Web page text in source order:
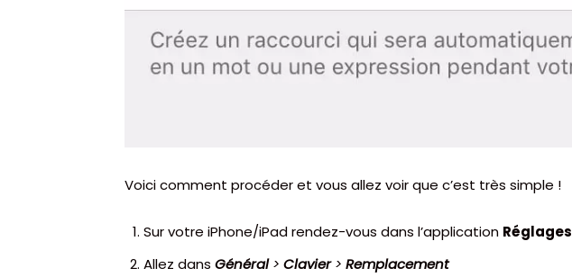
Voici comment procéder et vous allez voir que c’est très simple !
Sur votre iPhone/iPad rendez-vous dans l’application Réglages
Allez dans Général> Clavier> Remplacement